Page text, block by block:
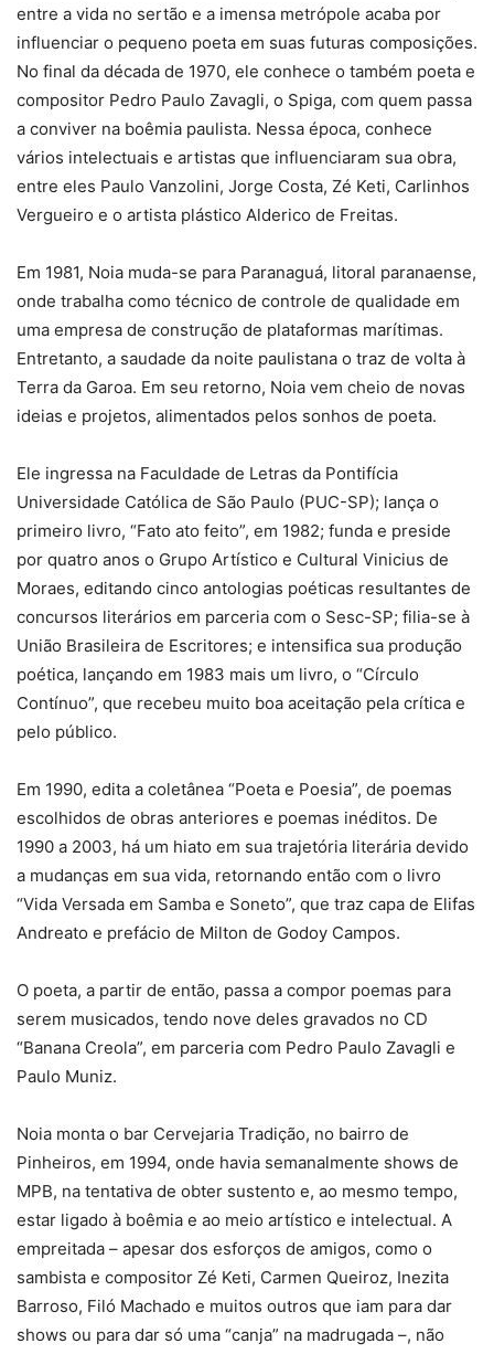
entre a vida no sertão e a imensa metrópole acaba por
influenciar o pequeno poeta em suas futuras composições.
No final da década de 1970, ele conhece o também poeta e
compositor Pedro Paulo Zavagli, o Spiga, com quem passa
a conviver na boêmia paulista. Nessa época, conhece
vários intelectuais e artistas que influenciaram sua obra,
entre eles Paulo Vanzolini, Jorge Costa, Zé Keti, Carlinhos
Vergueiro e o artista plástico Alderico de Freitas.
Em 1981, Noia muda-se para Paranaguá, litoral paranaense,
onde trabalha como técnico de controle de qualidade em
uma empresa de construção de plataformas marítimas.
Entretanto, a saudade da noite paulistana o traz de volta à
Terra da Garoa. Em seu retorno, Noia vem cheio de novas
ideias e projetos, alimentados pelos sonhos de poeta.
Ele ingressa na Faculdade de Letras da Pontifícia
Universidade Católica de São Paulo (PUC-SP); lança o
primeiro livro, “Fato ato feito”, em 1982; funda e preside
por quatro anos o Grupo Artístico e Cultural Vinicius de
Moraes, editando cinco antologias poéticas resultantes de
concursos literários em parceria com o Sesc-SP; filia-se à
União Brasileira de Escritores; e intensifica sua produção
poética, lançando em 1983 mais um livro, o “Círculo
Contínuo”, que recebeu muito boa aceitação pela crítica e
pelo público.
Em 1990, edita a coletânea “Poeta e Poesia”, de poemas
escolhidos de obras anteriores e poemas inéditos. De
1990 a 2003, há um hiato em sua trajetória literária devido
a mudanças em sua vida, retornando então com o livro
“Vida Versada em Samba e Soneto”, que traz capa de Elifas
Andreato e prefácio de Milton de Godoy Campos.
O poeta, a partir de então, passa a compor poemas para
serem musicados, tendo nove deles gravados no CD
“Banana Creola”, em parceria com Pedro Paulo Zavagli e
Paulo Muniz.
Noia monta o bar Cervejaria Tradição, no bairro de
Pinheiros, em 1994, onde havia semanalmente shows de
MPB, na tentativa de obter sustento e, ao mesmo tempo,
estar ligado à boêmia e ao meio artístico e intelectual. A
empreitada – apesar dos esforços de amigos, como o
sambista e compositor Zé Keti, Carmen Queiroz, Inezita
Barroso, Filó Machado e muitos outros que iam para dar
shows ou para dar só uma “canja” na madrugada –, não